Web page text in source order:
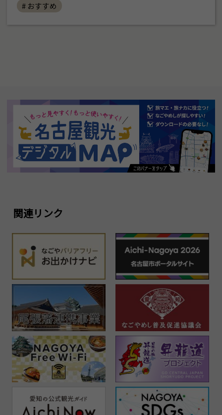
# おすすめ
関連リンク